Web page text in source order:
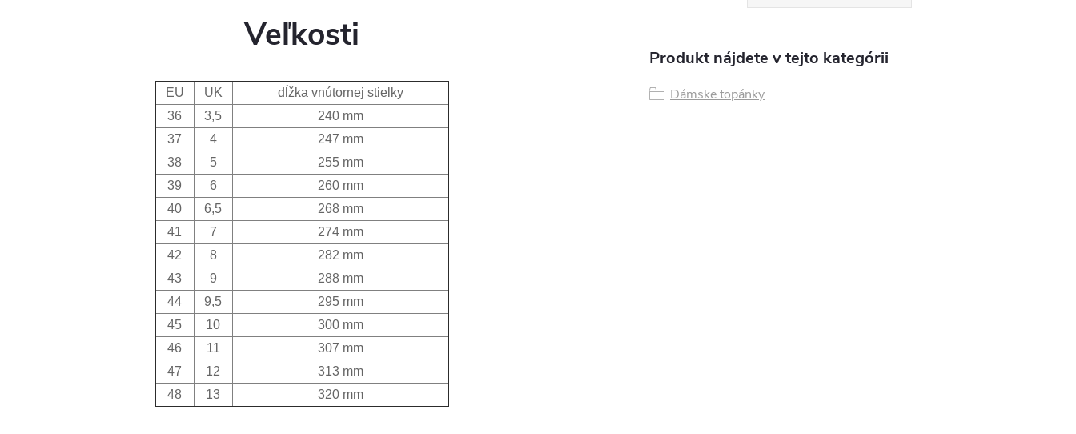
Veľkosti
EU UK
dĺžka vnútornej stielky
36
3,5
240 mm
37
4
247 mm
38
5
255 mm
39
6
260 mm
40
6,5
268 mm
41
7
274 mm
42
8
282 mm
43
9
288 mm
44
9,5
295 mm
45
10
300 mm
46
11
307 mm
47
12
313 mm
48
13 320 mm
Produkt nájdete v tejto kategórii
Dámske topánky